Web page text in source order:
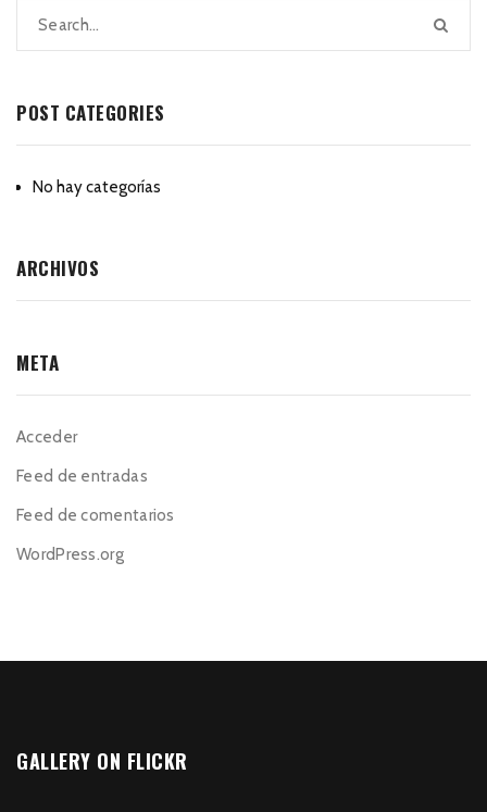
POST CATEGORIES
No hay categorías
ARCHIVOS
META
Acceder
Feed de entradas
Feed de comentarios
WordPress.org
GALLERY ON FLICKR